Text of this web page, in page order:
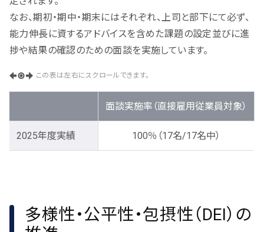
なお、期初・期中・期末にはそれぞれ、上司と部下にて必ず、
能力伸長に資するアドバイスを含めた課題の設定並びに進
捗や結果の確認のための面談を実施しています。
この表は左右にスクロールできます。
面談実施率（直接雇用従業員対象）
2025年度実績 100％（17名/17名中）
多様性・公平性・包摂性（DEI）の